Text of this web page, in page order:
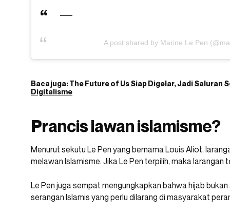
A post shared by Marine Le Pen
Baca juga:The Future of Us Siap Digelar, Jadi Saluran
Digitalisme
Prancis lawan islamisme?
Menurut sekutu Le Pen yang bernama Louis Aliot,
melawan Islamisme. Jika Le Pen terpilih, maka
Le Pen juga sempat mengungkapkan bahwa hijab
serangan Islamis yang perlu dilarang di masyarakat